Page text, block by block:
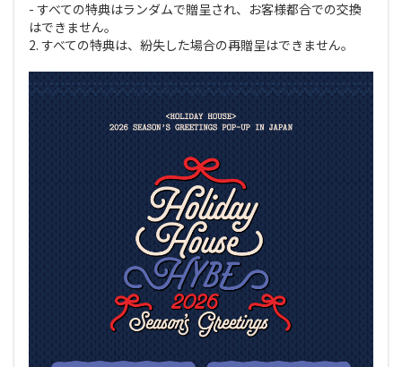
- すべての特典はランダムで贈呈され、お客様都合での交換
はできません。
2. すべての特典は、紛失した場合の再贈呈はできません。